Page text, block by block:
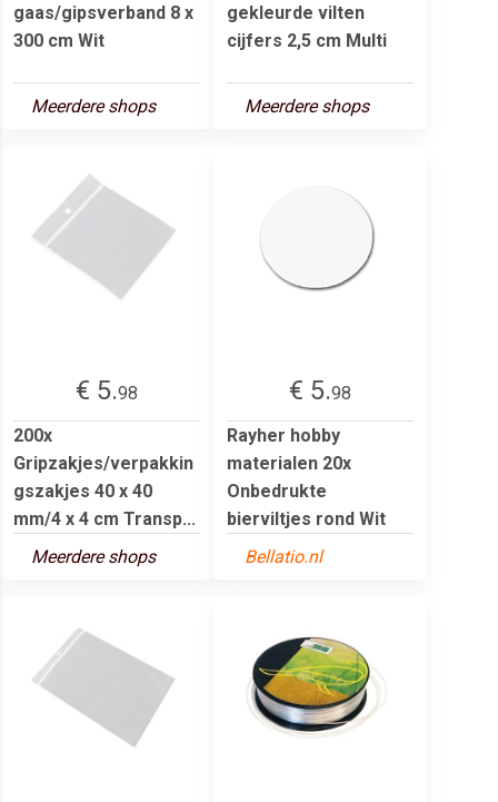
gaas/gipsverband 8 x
300 cm Wit
Meerdere shops
gekleurde vilten
cijfers 2,5 cm Multi
Meerdere shops
€ 5.98
200x
Gripzakjes/verpakkin
gszakjes 40 x 40
mm/4 x 4 cm Transp...
Meerdere shops
€ 5.98
Rayher hobby
materialen 20x
Onbedrukte
bierviltjes rond Wit
Bellatio.nl